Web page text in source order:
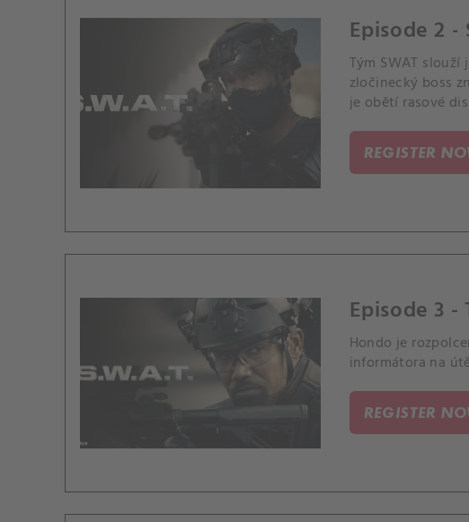
Episode 2
Tým SWAT
zločinecký boss
je obětí rasové
REGISTER
Episode 3 -
Hondo je
informátora na
REGISTER